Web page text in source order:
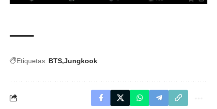
Etiquetas: BTS Jungkook